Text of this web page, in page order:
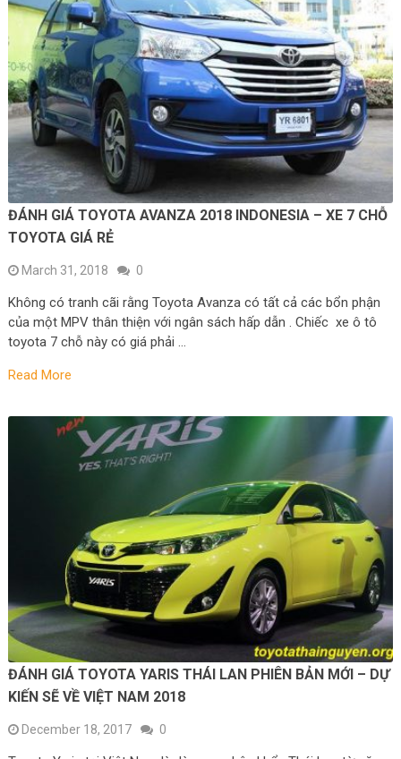
ĐÁNH GIÁ TOYOTA AVANZA 2018 INDONESIA – XE 7 CHỖ
TOYOTA GIÁ RẺ
March 31, 2018 0
Không có tranh cãi rằng Toyota Avanza có tất cả các bổn phận
của một MPV thân thiện với ngân sách hấp dẫn . Chiếc xe ô tô
toyota 7 chỗ này có giá phải …
Read More
ĐÁNH GIÁ TOYOTA YARIS THÁI LAN PHIÊN BẢN MỚI – DỰ
KIẾN SẼ VỀ VIỆT NAM 2018
December 18, 2017 0